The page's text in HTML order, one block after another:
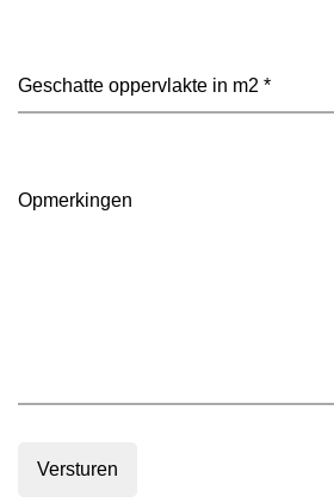
Opmerkingen
Versturen